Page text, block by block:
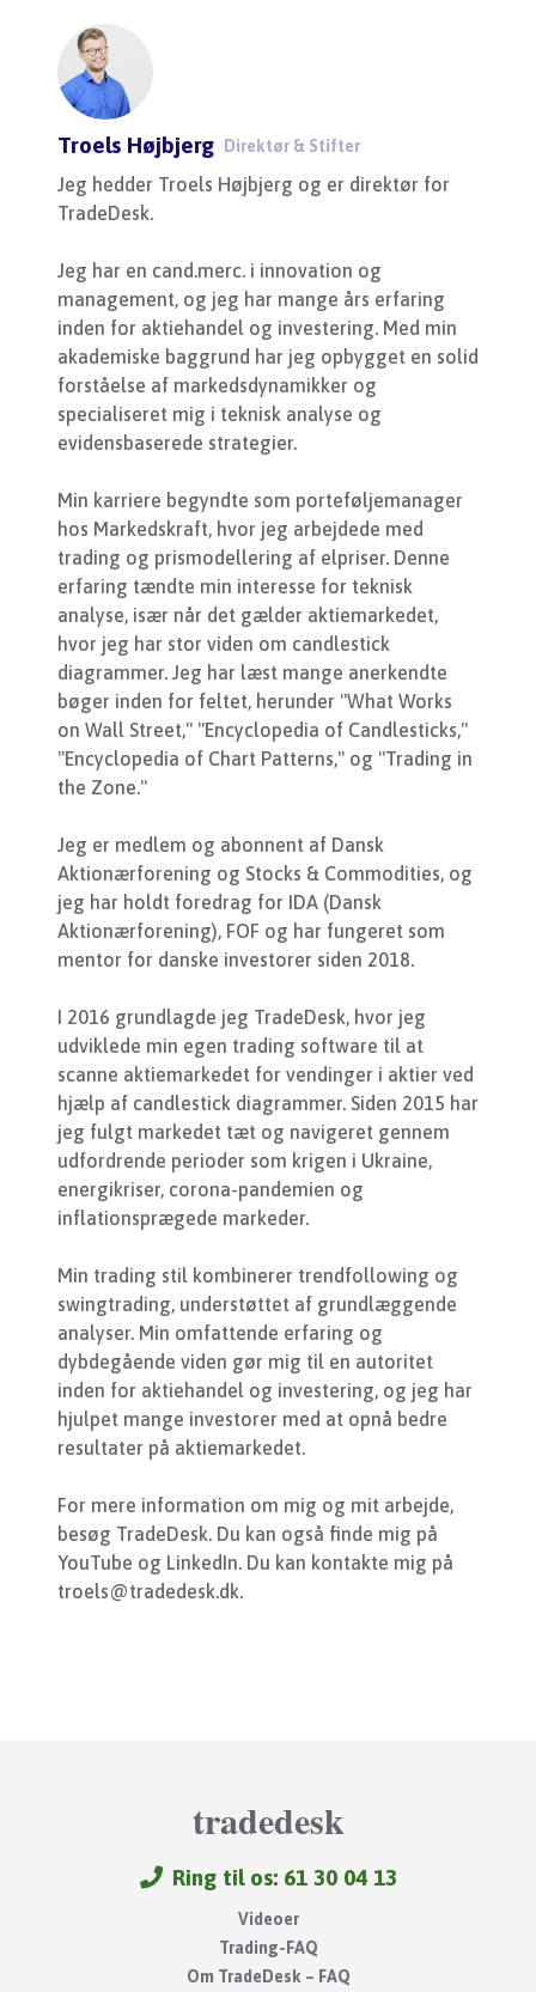
Troels Højbjerg Direktør & Stifter
Jeg hedder Troels Højbjerg og er direktør for
TradeDesk.
Jeg har en cand.merc. i innovation og
management, og jeg har mange års erfaring
inden for aktiehandel og investering. Med min
akademiske baggrund har jeg opbygget en solid
forståelse af markedsdynamikker og
specialiseret mig i teknisk analyse og
evidensbaserede strategier.
Min karriere begyndte som porteføljemanager
hos Markedskraft, hvor jeg arbejdede med
trading og prismodellering af elpriser. Denne
erfaring tændte min interesse for teknisk
analyse, især når det gælder aktiemarkedet,
hvor jeg har stor viden om candlestick
diagrammer. Jeg har læst mange anerkendte
bøger inden for feltet, herunder "What Works
on Wall Street," "Encyclopedia of Candlesticks,"
"Encyclopedia of Chart Patterns," og "Trading in
the Zone."
Jeg er medlem og abonnent af Dansk
Aktionærforening og Stocks & Commodities, og
jeg har holdt foredrag for IDA (Dansk
Aktionærforening), FOF og har fungeret som
mentor for danske investorer siden 2018.
I 2016 grundlagde jeg TradeDesk, hvor jeg
udviklede min egen trading software til at
scanne aktiemarkedet for vendinger i aktier ved
hjælp af candlestick diagrammer. Siden 2015 har
jeg fulgt markedet tæt og navigeret gennem
udfordrende perioder som krigen i Ukraine,
energikriser, corona-pandemien og
inflationsprægede markeder.
Min trading stil kombinerer trendfollowing og
swingtrading, understøttet af grundlæggende
analyser. Min omfattende erfaring og
dybdegående viden gør mig til en autoritet
inden for aktiehandel og investering, og jeg har
hjulpet mange investorer med at opnå bedre
resultater på aktiemarkedet.
For mere information om mig og mit arbejde,
besøg TradeDesk. Du kan også finde mig på
YouTube og LinkedIn. Du kan kontakte mig på
troels@tradedesk.dk.
tradedesk
Ring til os: 61 30 04 13
Videoer
Trading-FAQ
Om TradeDesk – FAQ